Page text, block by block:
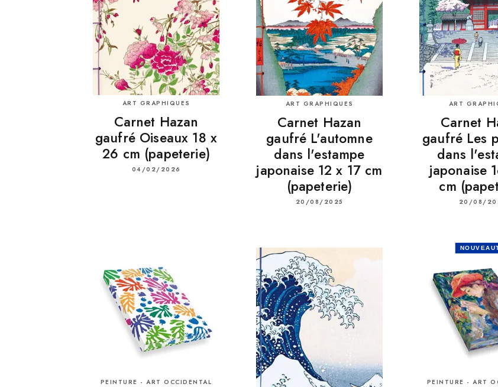
ART GRAPHIQUES
Carnet Hazan
gaufré Oiseaux 18 x
26 cm (papeterie)
04/02/2026
ART GRAPHIQUES
Carnet Hazan
gaufré L'automne
dans l'estampe
japonaise 12 x 17 cm
(papeterie)
20/08/2025
ART
Carnet
gaufré Les
dans
japonaise
cm
20/08/
PEINTURE - ART OCCIDENTAL PEINTURE - ART